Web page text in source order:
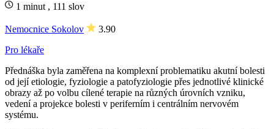
1 minut , 111 slov
Nemocnice Sokolov
3.90
Pro lékaře
Přednáška byla zaměřena na komplexní problematiku akutní bolesti
od její etiologie, fyziologie a patofyziologie přes jednotlivé klinické
obrazy až po volbu cílené terapie na různých úrovních vzniku,
vedení a projekce bolesti v periferním i centrálním nervovém
systému.